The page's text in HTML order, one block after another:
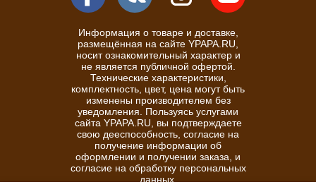
Информация о товаре и доставке,
размещённая на сайте YPAPA.RU,
носит ознакомительный характер и
не является публичной офертой.
Технические характеристики,
комплектность, цвет, цена могут быть
изменены производителем без
уведомления. Пользуясь услугами
сайта YPAPA.RU, вы подтверждаете
свою дееспособность, согласие на
получение информации об
оформлении и получении заказа, и
согласие на обработку персональных
данных.